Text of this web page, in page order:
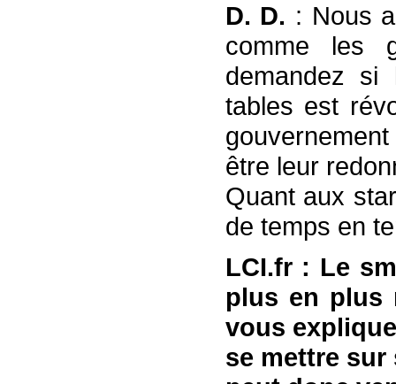
D. D. : Nous
comme les
demandez
tables est
être leur
Quant aux
de temps en
LCI.fr : Le
plus en plus
vous
se mettre sur